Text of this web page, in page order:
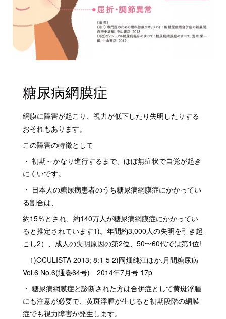
糖尿病網膜症
網膜に障害が起こり、視力が低下したり失明したりする
おそれもあります。
この障害の特徴として
・ 初期～かなり進行するまで、ほぼ無症状で自覚が起き
にくいです。
・ 日本人の糖尿病患者のうち糖尿病網膜症にかかってい
る割合は、
約15％とされ、約140万人が糖尿病網膜症にかかってい
ると推定されています1)。年間約3,000人の失明を引き起
こし2）、成人の失明原因の第2位、50〜60代では第1位!
1)OCULISTA 2013; 8:1-5 2)岡畑純江ほか.月間糖尿病
Vol.6 No.6(通巻64号) 2014年7月号 17p
・ 糖尿病網膜症と診断された方は合併症として黄斑浮腫
にも注意が必要で、黄斑浮腫が生じると初期段階の網膜
症でも視力障害が発生します。